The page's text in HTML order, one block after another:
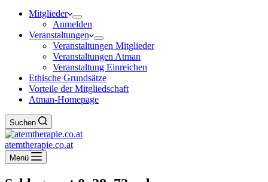
Mitglieder
Anmelden
Veranstaltungen
Veranstaltungen Mitglieder
Veranstaltungen Atman
Veranstaltung Einreichen
Ethische Grundsätze
Vorteile der Mitgliedschaft
Atman-Homepage
Suchen
atemtherapie.co.at
Menü